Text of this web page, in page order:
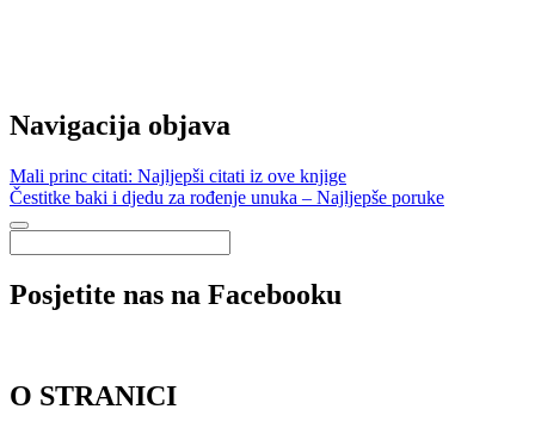
Navigacija objava
Mali princ citati: Najljepši citati iz ove knjige
Čestitke baki i djedu za rođenje unuka – Najljepše poruke
Posjetite nas na Facebooku
O STRANICI